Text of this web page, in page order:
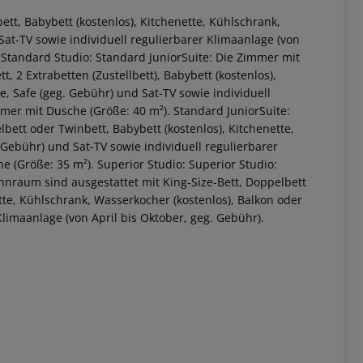
Babybett (kostenlos), Kitchenette, Kühlschrank,
TV sowie individuell regulierbarer Klimaanlage (von
Studio: Standard JuniorSuite: Die Zimmer mit
2 Extrabetten (Zustellbett), Babybett (kostenlos),
Safe (geg. Gebühr) und Sat-TV sowie individuell
mit Dusche (Größe: 40 m²). Standard JuniorSuite:
oder Twinbett, Babybett (kostenlos), Kitchenette,
und Sat-TV sowie individuell regulierbarer
(Größe: 35 m²). Superior Studio: Superior Studio:
sind ausgestattet mit King-Size-Bett, Doppelbett
Kühlschrank, Wasserkocher (kostenlos), Balkon oder
(von April bis Oktober, geg. Gebühr).